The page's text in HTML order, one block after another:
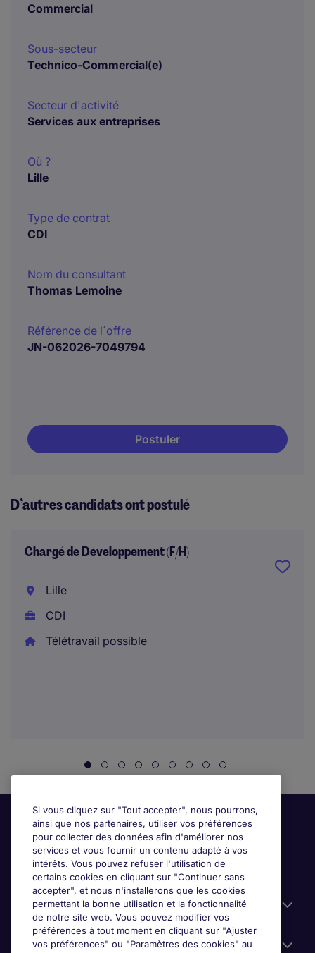
Commercial
Sous-secteur
Technico-Commercial(e)
Secteur d'activité
Services aux entreprises
Où ?
Lille
Type de contrat
CDI
Nom du consultant
Thomas Lemoine
Référence de l´offre
JN-062026-7049794
Postuler
D’autres candidats ont postulé
Chargé de Développement (F/H)
Lille
CDI
Télétravail possible
Candidats
Entreprises
Si vous cliquez sur "Tout accepter", nous pourrons,
ainsi que nos partenaires, utiliser vos préférences
pour collecter des données afin d'améliorer nos
services et vous fournir un contenu adapté à vos
intérêts. Vous pouvez refuser l'utilisation de
certains cookies en cliquant sur "Continuer sans
accepter", et nous n'installerons que les cookies
permettant la bonne utilisation et la fonctionnalité
de notre site web. Vous pouvez modifier vos
préférences à tout moment en cliquant sur "Ajuster
vos préférences" ou "Paramètres des cookies" au